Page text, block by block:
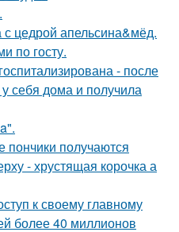
цедрой апельсина&мёд.
по госту.
- после
себя дома и получила
пончики получаются
- хрустящая корочка а
к своему главному
более 40 миллионов